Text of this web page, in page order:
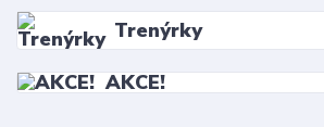
Trenýrky
AKCE!